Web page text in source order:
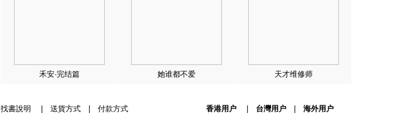
禾安·完结篇 她谁都不爱 天才维修师
找書說明 送貨方式| 付款方式 香港用户| 台灣用户| 海外用户